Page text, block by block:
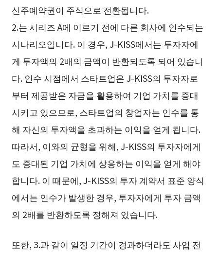
신주예약권이 주식으로 전환됩니다.
2.는 시리즈 A에 이르기 전에 다른 회사에 인수되는
시나리오입니다. 이 경우, J-KISS에서는 투자자에
게 투자액의 2배의 금액이 반환되도록 되어 있습니
다. 인수 시점에서 스타트업은 J-KISS의 투자자로
부터 제공받은 자금을 활용하여 기업 가치를 증대
시키고 있으므로, 스타트업의 창업자는 인수를 통
해 자신의 투자액을 초과하는 이익을 얻게 됩니다.
따라서, 이와의 균형을 위해, J-KISS의 투자자에게
도 증대된 기업 가치에 상응하는 이익을 얻게 해야
합니다. 이 때문에, J-KISS의 투자 계약서 표준 양식
에서는 인수가 발생한 경우, 투자자에게 투자 금액
의 2배를 반환하도록 정해져 있습니다.
또한, 3.과 같이 일정 기간이 경과하더라도 사업 전